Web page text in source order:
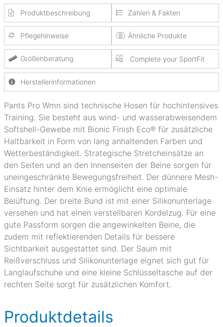
Produktbeschreibung Zahlen & Fakten
Pflegehinweise Ähnliche Produkte
Größenberatung Complete your SportFit
Herstellerinformationen
Pants Pro Wmn sind technische Hosen für hochintensives
Training. Sie besteht aus wind- und wasserabweisendem
Softshell-Gewebe mit Bionic Finish Eco® für zusätzliche
Haltbarkeit in Form von lang anhaltenden Farben und
Wetterbeständigkeit. Strategische Stretcheinsätze an
den Seiten und an den Innenseiten der Beine sorgen für
uneingeschränkte Bewegungsfreiheit. Der dünnere Mesh-
Einsatz hinter dem Knie ermöglicht eine optimale
Belüftung. Der breite Bund ist mit einer Silikonunterlage
versehen und hat einen verstellbaren Kordelzug. Für eine
gute Passform sorgen die angewinkelten Beine, die
zudem mit reflektierenden Details für bessere
Sichtbarkeit ausgestattet sind. Der Saum mit
Reißverschluss und Silikonunterlage eignet sich gut für
Langlaufschuhe und eine kleine Schlüsseltasche auf der
rechten Seite sorgt für zusätzlichen Komfort.
Produktdetails